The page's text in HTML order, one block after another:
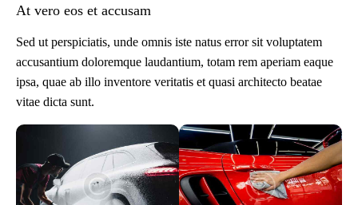
At vero eos et accusam
Sed ut perspiciatis, unde omnis iste natus error sit voluptatem
accusantium doloremque laudantium, totam rem aperiam eaque
ipsa, quae ab illo inventore veritatis et quasi architecto beatae
vitae dicta sunt.